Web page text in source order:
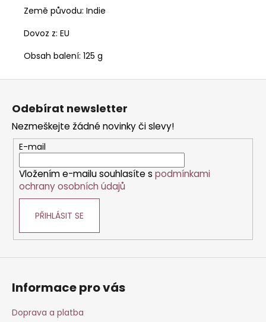
Země původu: Indie
Dovoz z: EU
Obsah balení: 125 g
Z
Odebírat newsletter
Nezmeškejte žádné novinky či slevy!
E-mail
Vložením e-mailu souhlasíte s podmínkami
ochrany osobních údajů
PŘIHLÁSIT SE
Informace pro vás
Doprava a platba